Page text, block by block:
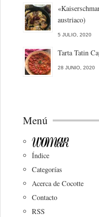
austriaco)
5 JULIO, 2020
Tarta Tatin
28 JUNIO, 2020
Menú
Índice
Categorías
Acerca de Cocotte
Contacto
RSS